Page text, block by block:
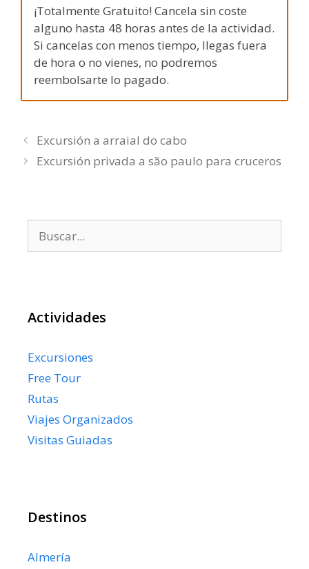
¡Totalmente Gratuito! Cancela sin coste
alguno hasta 48 horas antes de la actividad.
Si cancelas con menos tiempo, llegas fuera
de hora o no vienes, no podremos
reembolsarte lo pagado.
Excursión a arraial do cabo
Excursión privada a são paulo para cruceros
Actividades
Excursiones
Free Tour
Rutas
Viajes Organizados
Visitas Guiadas
Destinos
Almería